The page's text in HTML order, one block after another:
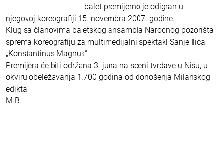
balet premijerno je odigran u
njegovoj koreografiji 15. novembra 2007. godine.
Klug sa članovima baletskog ansambla Narodnog pozorišta
sprema koreografiju za multimedijalni spektakl Sanje Ilića
„Konstantinus Magnus“.
Premijera će biti održana 3. juna na sceni tvrđave u Nišu, u
okviru obeležavanja 1.700 godina od donošenja Milanskog
edikta.
M.B.